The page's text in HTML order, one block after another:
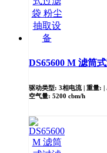
DS65600 M 滤筒
驱动类型: 3相电流 | 重量: |
空气量: 5200 cbm/h